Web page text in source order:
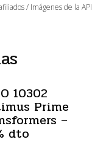
/ Imágenes de la API
10302
Prime
–
dto